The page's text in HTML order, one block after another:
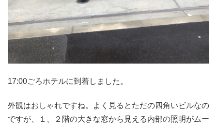
17:00ごろホテルに到着しました。
外観はおしゃれですね。よく見るとただの四角いビルなの
ですが、１、２階の大きな窓から見える内部の照明がムー